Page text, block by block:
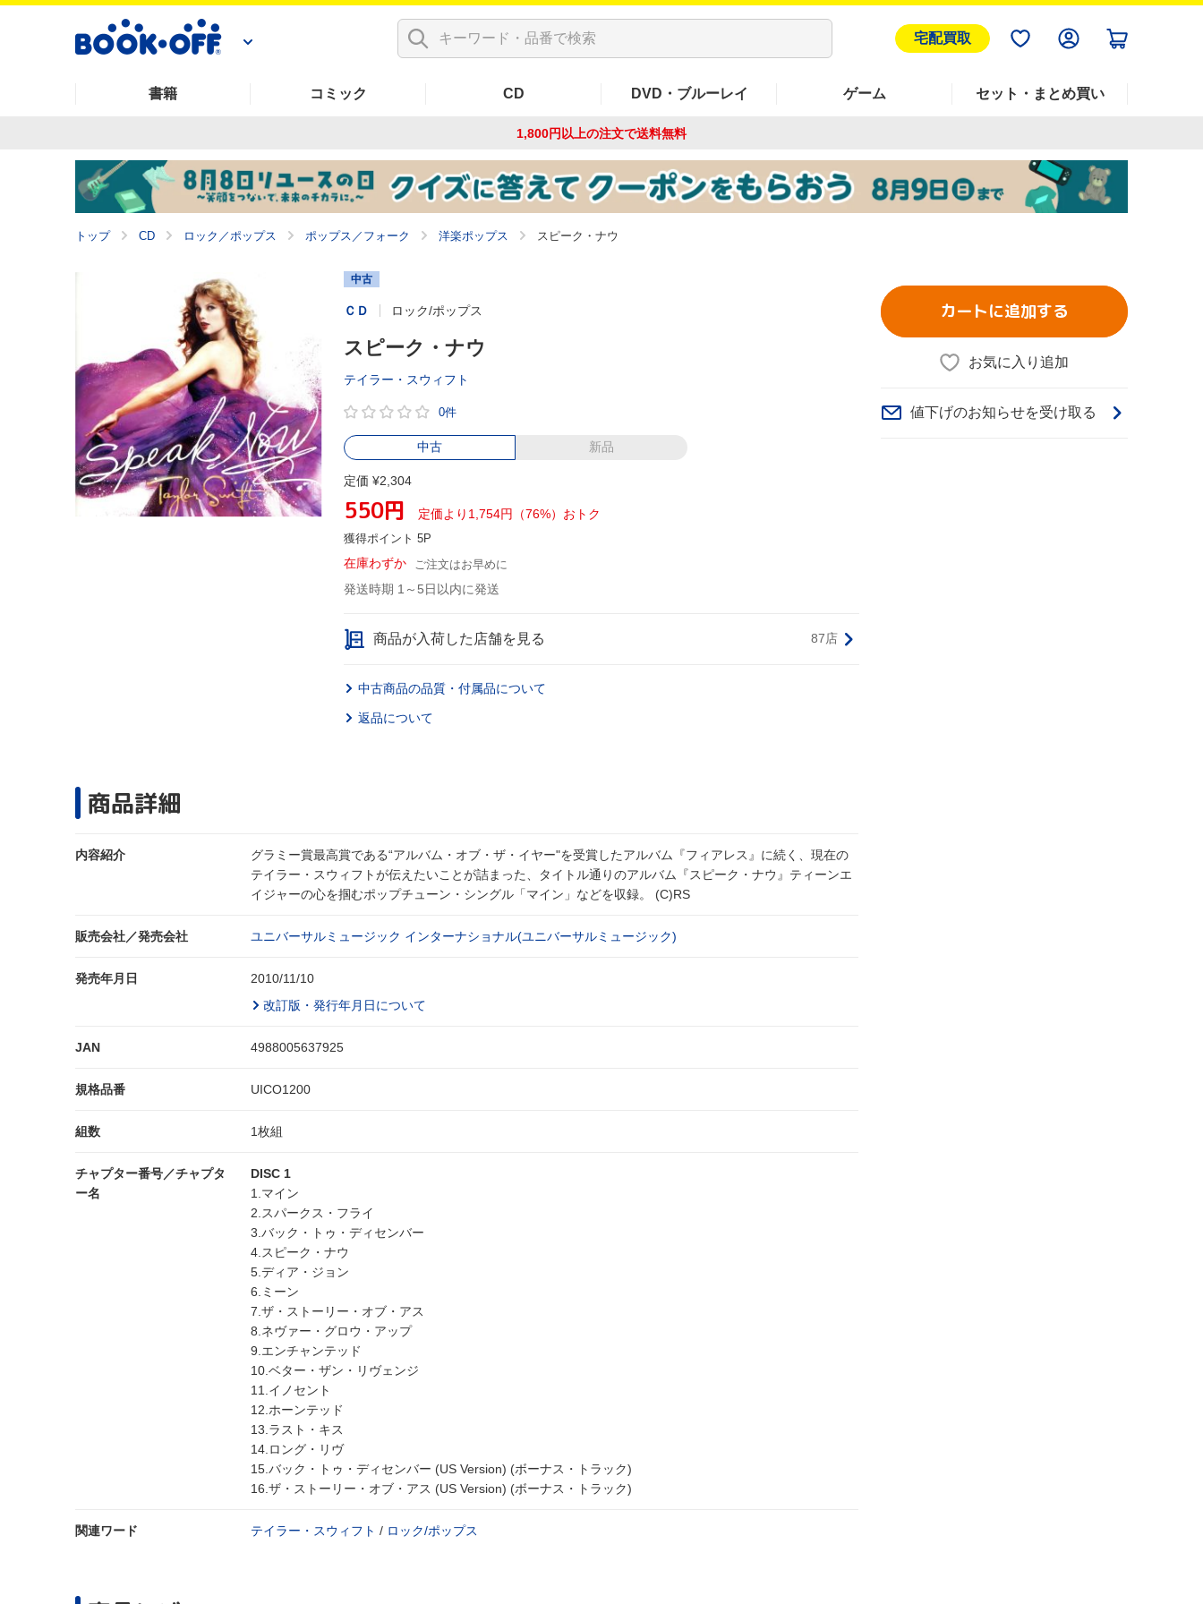
宅配買取
書籍 コミック CD DVD・ブルーレイ ゲーム セット・まとめ買い
1,800円以上の注文で送料無料
トップ CD ロック／ポップス ポップス／フォーク 洋楽ポップス スピーク・ナウ
中古
ＣＤ ロック/ポップス
スピーク・ナウ
テイラー・スウィフト
0件
中古 新品
定価 ¥2,304
550円 定価より1,754円（76%）おトク
獲得ポイント 5P
在庫わずか ご注文はお早めに
発送時期 1～5日以内に発送
商品が入荷した店舗を見る 87店
中古商品の品質・付属品について
返品について
商品詳細
内容紹介
グラミー賞最高賞である“アルバム・オブ・ザ・イヤー"を受賞したアルバム『フィアレス』に続く、現在の
テイラー・スウィフトが伝えたいことが詰まった、タイトル通りのアルバム『スピーク・ナウ』ティーンエ
イジャーの心を掴むポップチューン・シングル「マイン」などを収録。 (C)RS
販売会社／発売会社 ユニバーサルミュージック インターナショナル(ユニバーサルミュージック)
発売年月日
2010/11/10
改訂版・発行年月日について
JAN 4988005637925
規格品番 UICO1200
組数 1枚組
チャプター番号／チャプタ
ー名
DISC 1
1.マイン
2.スパークス・フライ
3.バック・トゥ・ディセンバー
4.スピーク・ナウ
5.ディア・ジョン
6.ミーン
7.ザ・ストーリー・オブ・アス
8.ネヴァー・グロウ・アップ
9.エンチャンテッド
10.ベター・ザン・リヴェンジ
11.イノセント
12.ホーンテッド
13.ラスト・キス
14.ロング・リヴ
15.バック・トゥ・ディセンバー (US Version) (ボーナス・トラック)
16.ザ・ストーリー・オブ・アス (US Version) (ボーナス・トラック)
関連ワード テイラー・スウィフト / ロック/ポップス
カートに追加する
お気に入り追加
値下げのお知らせを受け取る